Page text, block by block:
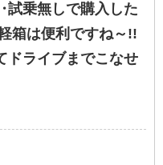
乗無しで購入した
箱は便利ですね～!!
ドライブまでこなせ